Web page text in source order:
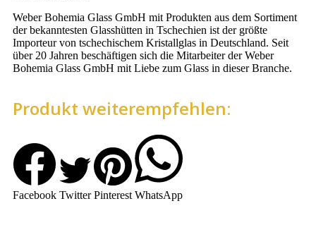
Weber Bohemia Glass GmbH mit Produkten aus dem Sortiment
der bekanntesten Glasshütten in Tschechien ist der größte
Importeur von tschechischem Kristallglas in Deutschland. Seit
über 20 Jahren beschäftigen sich die Mitarbeiter der Weber
Bohemia Glass GmbH mit Liebe zum Glass in dieser Branche.
Produkt weiterempfehlen:
Facebook Twitter Pinterest WhatsApp